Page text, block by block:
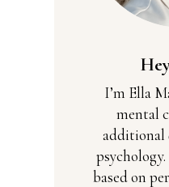
I’m Ella
mental
additional
based on